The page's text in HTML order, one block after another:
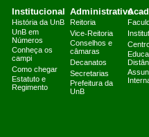
Institucional
História da UnB
UnB em
Números
Conheça os
campi
Como chegar
Estatuto e
Regimento
Administrativo
Reitoria
Vice-Reitoria
Conselhos e
câmaras
Decanatos
Secretarias
Prefeitura da
UnB